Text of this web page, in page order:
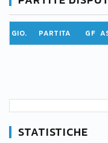
GIO. PARTITA GF
STATISTICHE